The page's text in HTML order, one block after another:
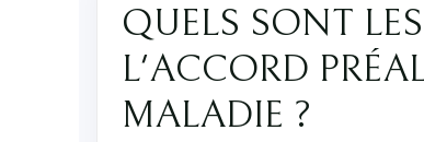
QUELS SONT
L'ACCORD
MALADIE ?